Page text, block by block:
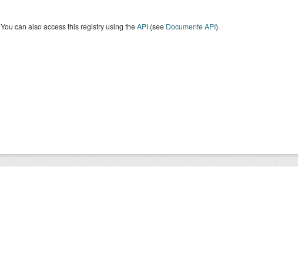
You can also access this registry using theAPI(see Documente API).